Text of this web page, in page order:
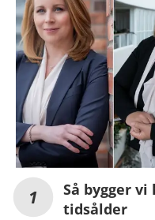
Så bygger
tidsålder